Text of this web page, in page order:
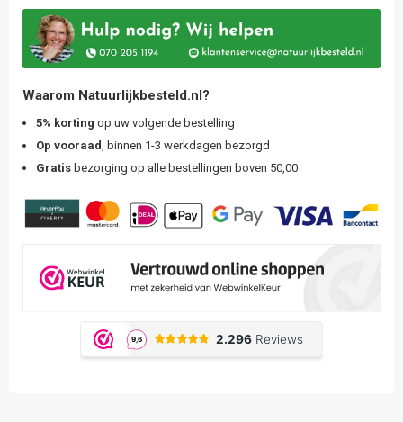
Waarom Natuurlijkbesteld.nl?
5% korting op uw volgende bestelling
Op vooraad, binnen 1-3 werkdagen bezorgd
Gratis bezorging op alle bestellingen boven 50,00